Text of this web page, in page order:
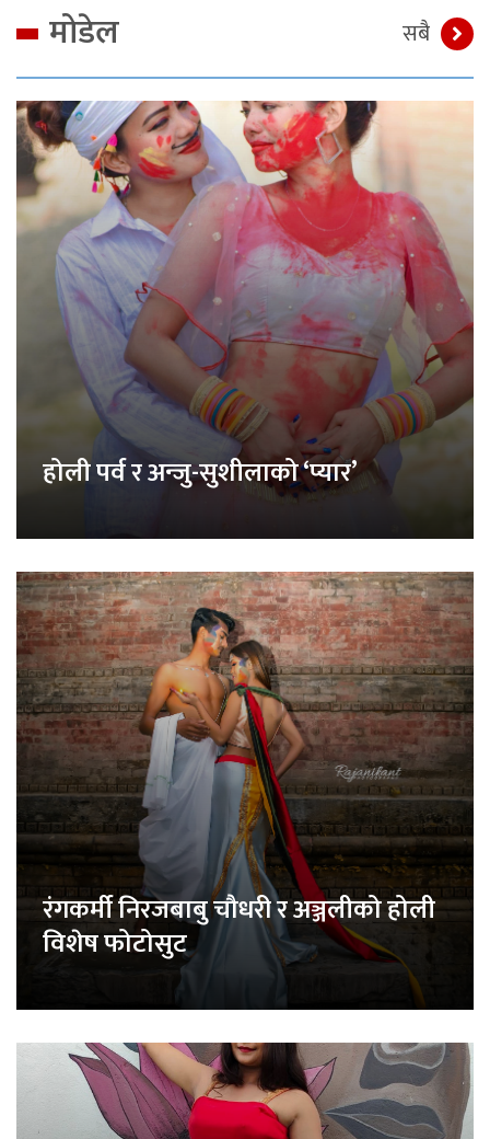
मोडेल सबै
होली पर्व र अन्जु-सुशीलाको ‘प्यार’
रंगकर्मी निरजबाबु चौधरी र अञ्जलीको होली
विशेष फोटोसुट